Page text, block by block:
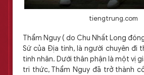
tiengtrung.com
Thẩm Nguy ( do Chu Nhất Long
Sứ của Địa tinh, là người chuyên đi
tinh nhân. Dưới thân phận là một vị
tri thức, Thẩm Nguy đã trở thành